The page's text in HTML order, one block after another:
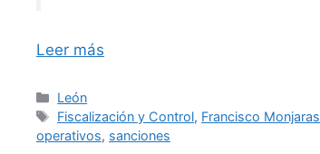
Leer más
Categorías
León
Etiquetas
Fiscalización y Control, Francisco Monjaras
operativos, sanciones